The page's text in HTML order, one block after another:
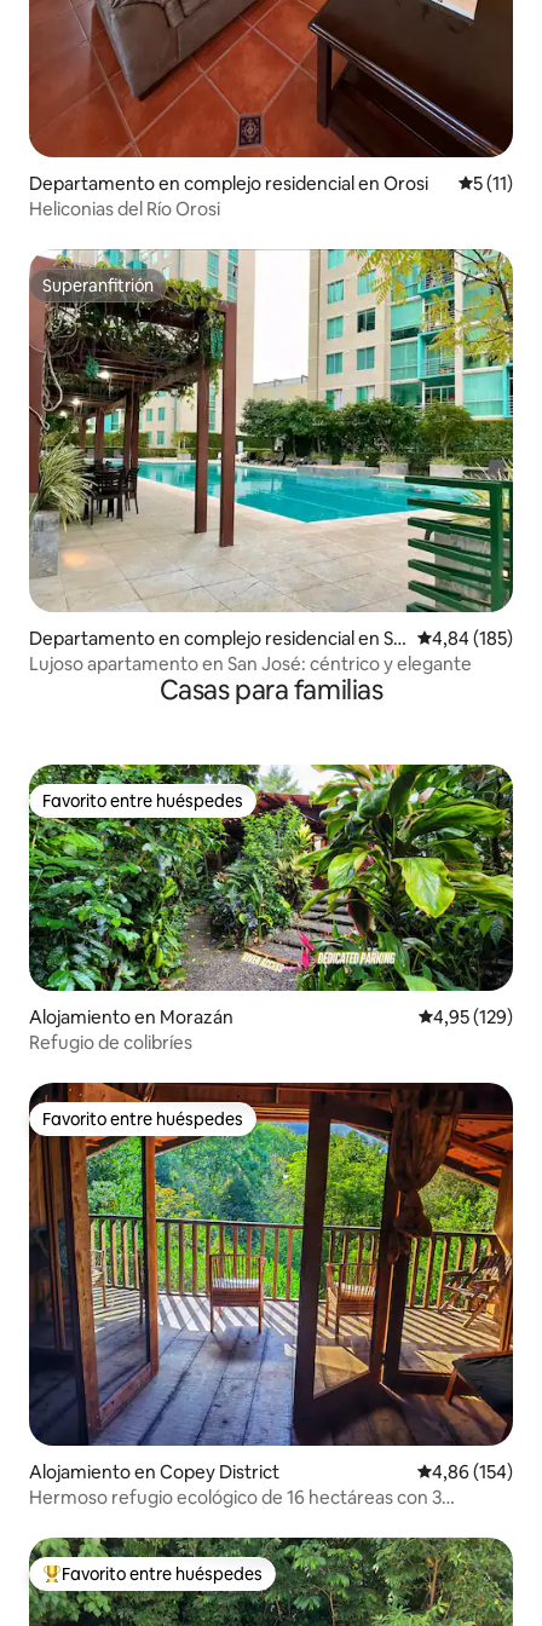
Departamento en complejo residencial en Orosi
5 (11)
Heliconias del Río Orosi
Superanfitrión
Superanfitrión
Departamento en complejo residencial en Sa
n José
Calificación
4,84 (185)
Lujoso apartamento en San José: céntrico y elegante
Casas para familias
Favorito entre huéspedes
Favorito entre huéspedes
Alojamiento en Morazán Calificación
4,95 (129)
Refugio de colibríes
Favorito entre huéspedes
Favorito entre huéspedes
Alojamiento en Copey District Calificación
4,86 (154)
Hermoso refugio ecológico de 16 hectáreas con 3
Favorito entre los huéspedes más destacados
Favorito entre huéspedes